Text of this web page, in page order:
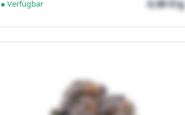
● Verfügbar 4,48 €/g